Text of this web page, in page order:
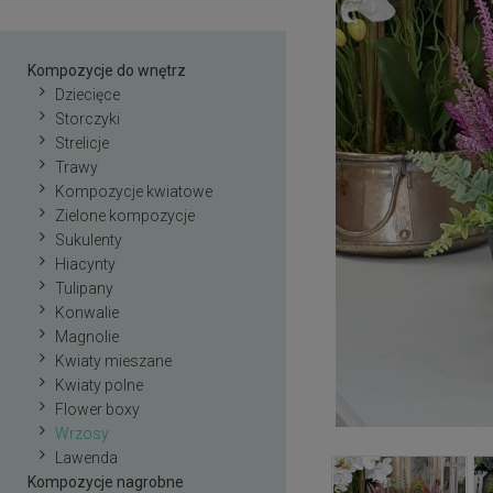
Kompozycje do wnętrz
Dziecięce
Storczyki
Strelicje
Trawy
Kompozycje kwiatowe
Zielone kompozycje
Sukulenty
Hiacynty
Tulipany
Konwalie
Magnolie
Kwiaty mieszane
Kwiaty polne
Flower boxy
Wrzosy
Lawenda
Kompozycje nagrobne